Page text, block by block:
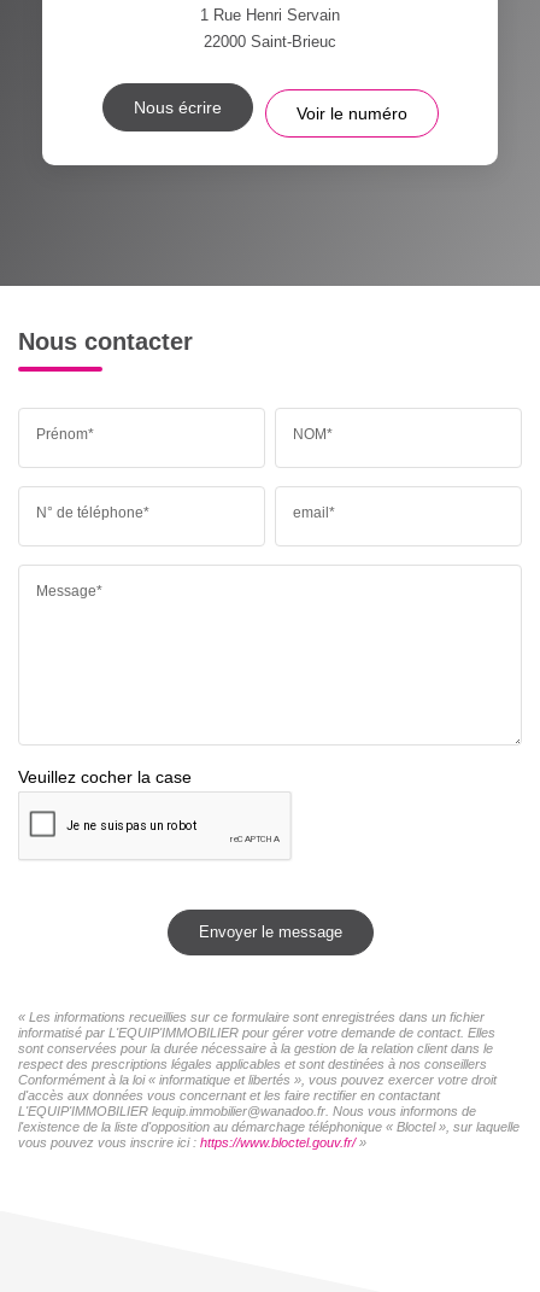
1 Rue Henri Servain
22000 Saint-Brieuc
Nous écrire Voir le numéro
Nous contacter
Prénom* NOM*
N° de téléphone* email*
Message*
Veuillez cocher la case
Envoyer le message
« Les informations recueillies sur ce formulaire sont enregistrées dans un fichier
informatisé par L'EQUIP'IMMOBILIER pour gérer votre demande de contact. Elles
sont conservées pour la durée nécessaire à la gestion de la relation client dans le
respect des prescriptions légales applicables et sont destinées à nos conseillers
Conformément à la loi « informatique et libertés », vous pouvez exercer votre droit
d'accès aux données vous concernant et les faire rectifier en contactant
L'EQUIP'IMMOBILIER lequip.immobilier@wanadoo.fr. Nous vous informons de
l'existence de la liste d'opposition au démarchage téléphonique « Bloctel », sur laquelle
vous pouvez vous inscrire ici : https://www.bloctel.gouv.fr/»